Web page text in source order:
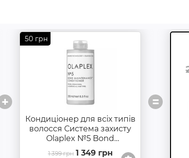
+
50 грн
Кондиціонер для всіх типів
волосся Система захисту
Olaplex №5 Bond
Maintenance Conditioner
1 399 грн 1 349 грн
=